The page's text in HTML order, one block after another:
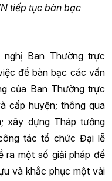
tiếp tục bàn bạc
Ban Thường trực
để bàn bạc các vấn
của Ban Thường trực
cấp huyện; thông qua
xây dựng Tháp tưởng
tác tổ chức Đại lễ
ra một số giải pháp để
và khắc phục một vài